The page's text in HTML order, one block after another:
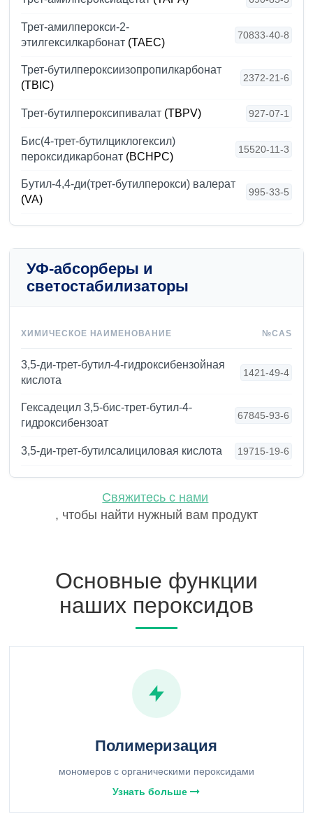
Трет-амилперокси-2-
этилгексилкарбонат (TAEC)
70833-40-8
Трет-бутилпероксиизопропилкарбонат
(TBIC)
2372-21-6
Трет-бутилпероксипивалат (TBPV) 927-07-1
Бис(4-трет-бутилциклогексил)
пероксидикарбонат (BCHPC)
15520-11-3
Бутил-4,4-ди(трет-бутилперокси) валерат
(VA)
995-33-5
УФ-абсорберы и
светостабилизаторы
ХИМИЧЕСКОЕ НАИМЕНОВАНИЕ №CAS
3,5-ди-трет-бутил-4-гидроксибензойная
кислота
1421-49-4
Гексадецил 3,5-бис-трет-бутил-4-
гидроксибензоат
67845-93-6
3,5-ди-трет-бутилсалициловая кислота 19715-19-6
Свяжитесь с нами
, чтобы найти нужный вам продукт
Основные функции
наших пероксидов
Полимеризация
мономеров с органическими пероксидами
Узнать больше